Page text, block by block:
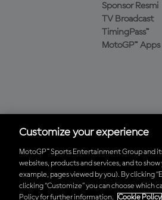
Sponsor Resmi
TV Broadcast
TimingPass™
MotoGP™ Apps
MotoGP™
© 2026 MotoGP Sports
Customize your experience
MotoGP™ Sports Entertainment Group and
websites, products and services, and to
example, pages viewed by you). By clicking
clicking “Customize” you can choose which
Policy for further information.
Cookie Policy